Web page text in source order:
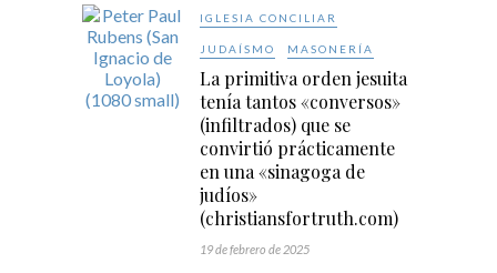
IGLESIA CONCILIAR
JUDAÍSMO MASONERÍA
La primitiva orden jesuita
tenía tantos «conversos»
(infiltrados) que se
convirtió prácticamente
en una «sinagoga de
judíos»
(christiansfortruth.com)
19 de febrero de 2025